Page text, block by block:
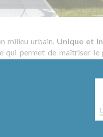
milieu urbain. Unique et
qui permet de maîtriser
la Mer: